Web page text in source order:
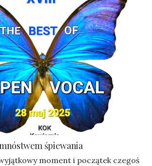
śpiewania
moment i początek czegoś